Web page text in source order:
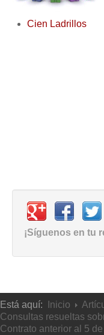
Cien Ladrillos
¡Síguenos en tu
Está aquí: Inicio
Consultas resueltas
Contrato anterior al 5